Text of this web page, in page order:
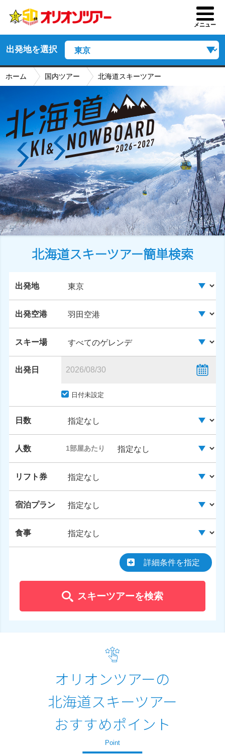
メニュー
出発地を選択
ホーム 国内ツアー 北海道スキーツアー
北海道スキーツアー簡単検索
出発地
出発空港
スキー場
出発日
日付未設定
日数
人数 1部屋あたり
リフト券
宿泊プラン
食事
詳細条件を指定
スキーツアーを検索
オリオンツアーの
北海道スキーツアー
おすすめポイント
Point